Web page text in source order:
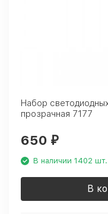
Набор
прозрачная 7177
650 ₽
В наличии 1402 шт.
В